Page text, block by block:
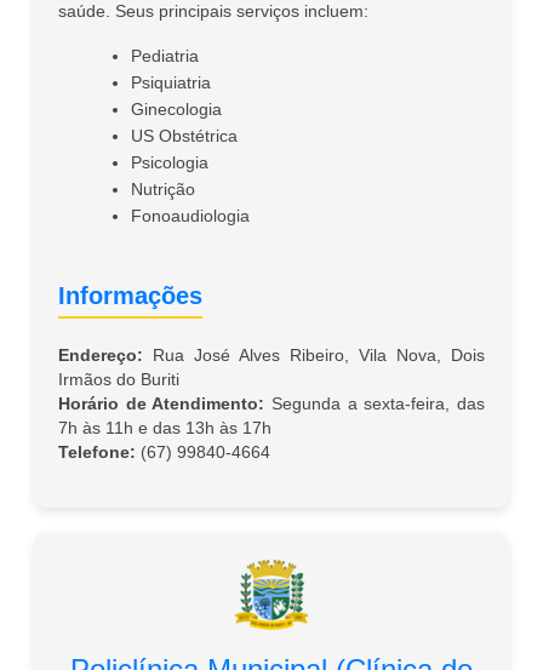
saúde. Seus principais serviços incluem:
Pediatria
Psiquiatria
Ginecologia
US Obstétrica
Psicologia
Nutrição
Fonoaudiologia
Informações
Endereço: Rua José Alves Ribeiro, Vila Nova, Dois
Irmãos do Buriti
Horário de Atendimento: Segunda a sexta-feira, das
7h às 11h e das 13h às 17h
Telefone: (67) 99840-4664